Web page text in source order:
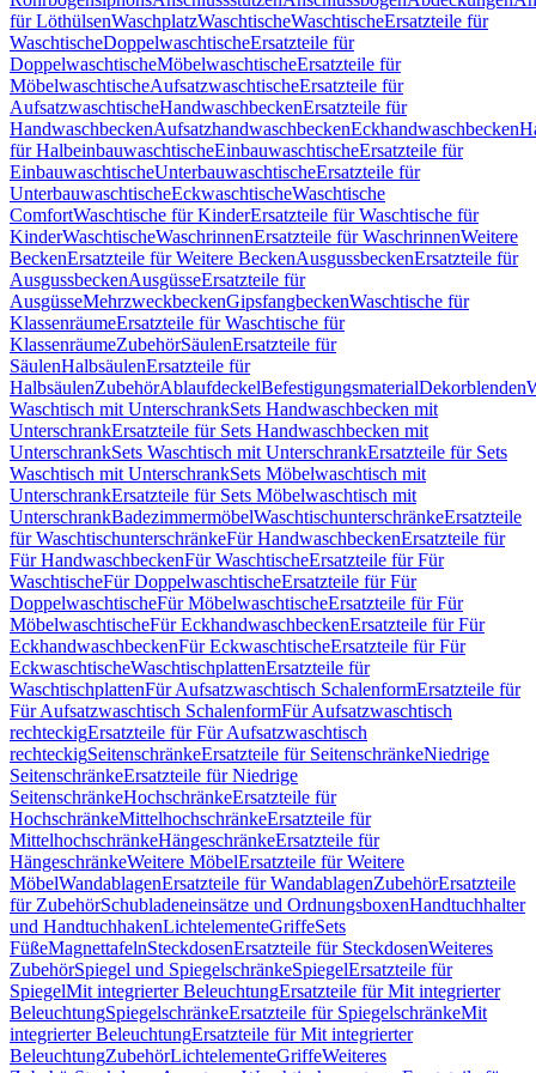
für LöthülsenWaschplatzWaschtischeWaschtischeErsatzteile für
WaschtischeDoppelwaschtischeErsatzteile für
DoppelwaschtischeMöbelwaschtischeErsatzteile für
MöbelwaschtischeAufsatzwaschtischeErsatzteile für
AufsatzwaschtischeHandwaschbeckenErsatzteile für
HandwaschbeckenAufsatzhandwaschbeckenEckhandwaschbecken
für HalbeinbauwaschtischeEinbauwaschtischeErsatzteile für
EinbauwaschtischeUnterbauwaschtischeErsatzteile für
UnterbauwaschtischeEckwaschtischeWaschtische
ComfortWaschtische für KinderErsatzteile für Waschtische für
KinderWaschtischeWaschrinnenErsatzteile für WaschrinnenWeitere
BeckenErsatzteile für Weitere BeckenAusgussbeckenErsatzteile für
AusgussbeckenAusgüsseErsatzteile für
AusgüsseMehrzweckbeckenGipsfangbeckenWaschtische für
KlassenräumeErsatzteile für Waschtische für
KlassenräumeZubehörSäulenErsatzteile für
SäulenHalbsäulenErsatzteile für
HalbsäulenZubehörAblaufdeckelBefestigungsmaterialDekorblenden
Waschtisch mit UnterschrankSets Handwaschbecken mit
UnterschrankErsatzteile für Sets Handwaschbecken mit
UnterschrankSets Waschtisch mit UnterschrankErsatzteile für Sets
Waschtisch mit UnterschrankSets Möbelwaschtisch mit
UnterschrankErsatzteile für Sets Möbelwaschtisch mit
UnterschrankBadezimmermöbelWaschtischunterschränkeErsatzteile
für WaschtischunterschränkeFür HandwaschbeckenErsatzteile für
Für HandwaschbeckenFür WaschtischeErsatzteile für Für
WaschtischeFür DoppelwaschtischeErsatzteile für Für
DoppelwaschtischeFür MöbelwaschtischeErsatzteile für Für
MöbelwaschtischeFür EckhandwaschbeckenErsatzteile für Für
EckhandwaschbeckenFür EckwaschtischeErsatzteile für Für
EckwaschtischeWaschtischplattenErsatzteile für
WaschtischplattenFür Aufsatzwaschtisch SchalenformErsatzteile für
Für Aufsatzwaschtisch SchalenformFür Aufsatzwaschtisch
rechteckigErsatzteile für Für Aufsatzwaschtisch
rechteckigSeitenschränkeErsatzteile für SeitenschränkeNiedrige
SeitenschränkeErsatzteile für Niedrige
SeitenschränkeHochschränkeErsatzteile für
HochschränkeMittelhochschränkeErsatzteile für
MittelhochschränkeHängeschränkeErsatzteile für
HängeschränkeWeitere MöbelErsatzteile für Weitere
MöbelWandablagenErsatzteile für WandablagenZubehörErsatzteile
für ZubehörSchubladeneinsätze und OrdnungsboxenHandtuchhalter
und HandtuchhakenLichtelementeGriffeSets
FüßeMagnettafelnSteckdosenErsatzteile für SteckdosenWeiteres
ZubehörSpiegel und SpiegelschränkeSpiegelErsatzteile für
SpiegelMit integrierter BeleuchtungErsatzteile für Mit integrierter
BeleuchtungSpiegelschränkeErsatzteile für SpiegelschränkeMit
integrierter BeleuchtungErsatzteile für Mit integrierter
BeleuchtungZubehörLichtelementeGriffeWeiteres